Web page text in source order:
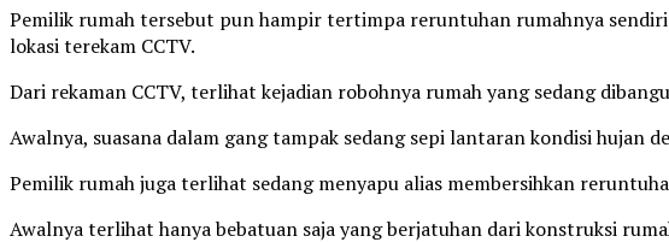
Pemilik rumah tersebut pun hampir tertimpa reruntuhan rumahnya
lokasi terekam CCTV.
Dari rekaman CCTV, terlihat kejadian robohnya rumah yang sedang
Awalnya, suasana dalam gang tampak sedang sepi lantaran kondisi hujan
Pemilik rumah juga terlihat sedang menyapu alias membersihkan
Awalnya terlihat hanya bebatuan saja yang berjatuhan dari konstruksi